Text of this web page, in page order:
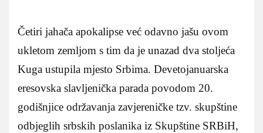
Četiri jahača apokalipse već odavno jašu ovom
ukletom zemljom s tim da je unazad dva stoljeća
Kuga ustupila mjesto Srbima. Devetojanuarska
eresovska slavljenička parada povodom 20.
godišnjice održavanja zavjereničke tzv. skupštine
odbjeglih srbskih poslanika iz Skupštine SRBiH,